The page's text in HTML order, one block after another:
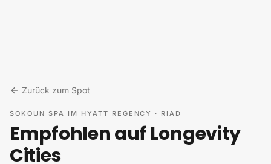
Zurück zum Spot
SOKOUN SPA IM HYATT REGENCY · RIAD
Empfohlen auf Longevity
Cities